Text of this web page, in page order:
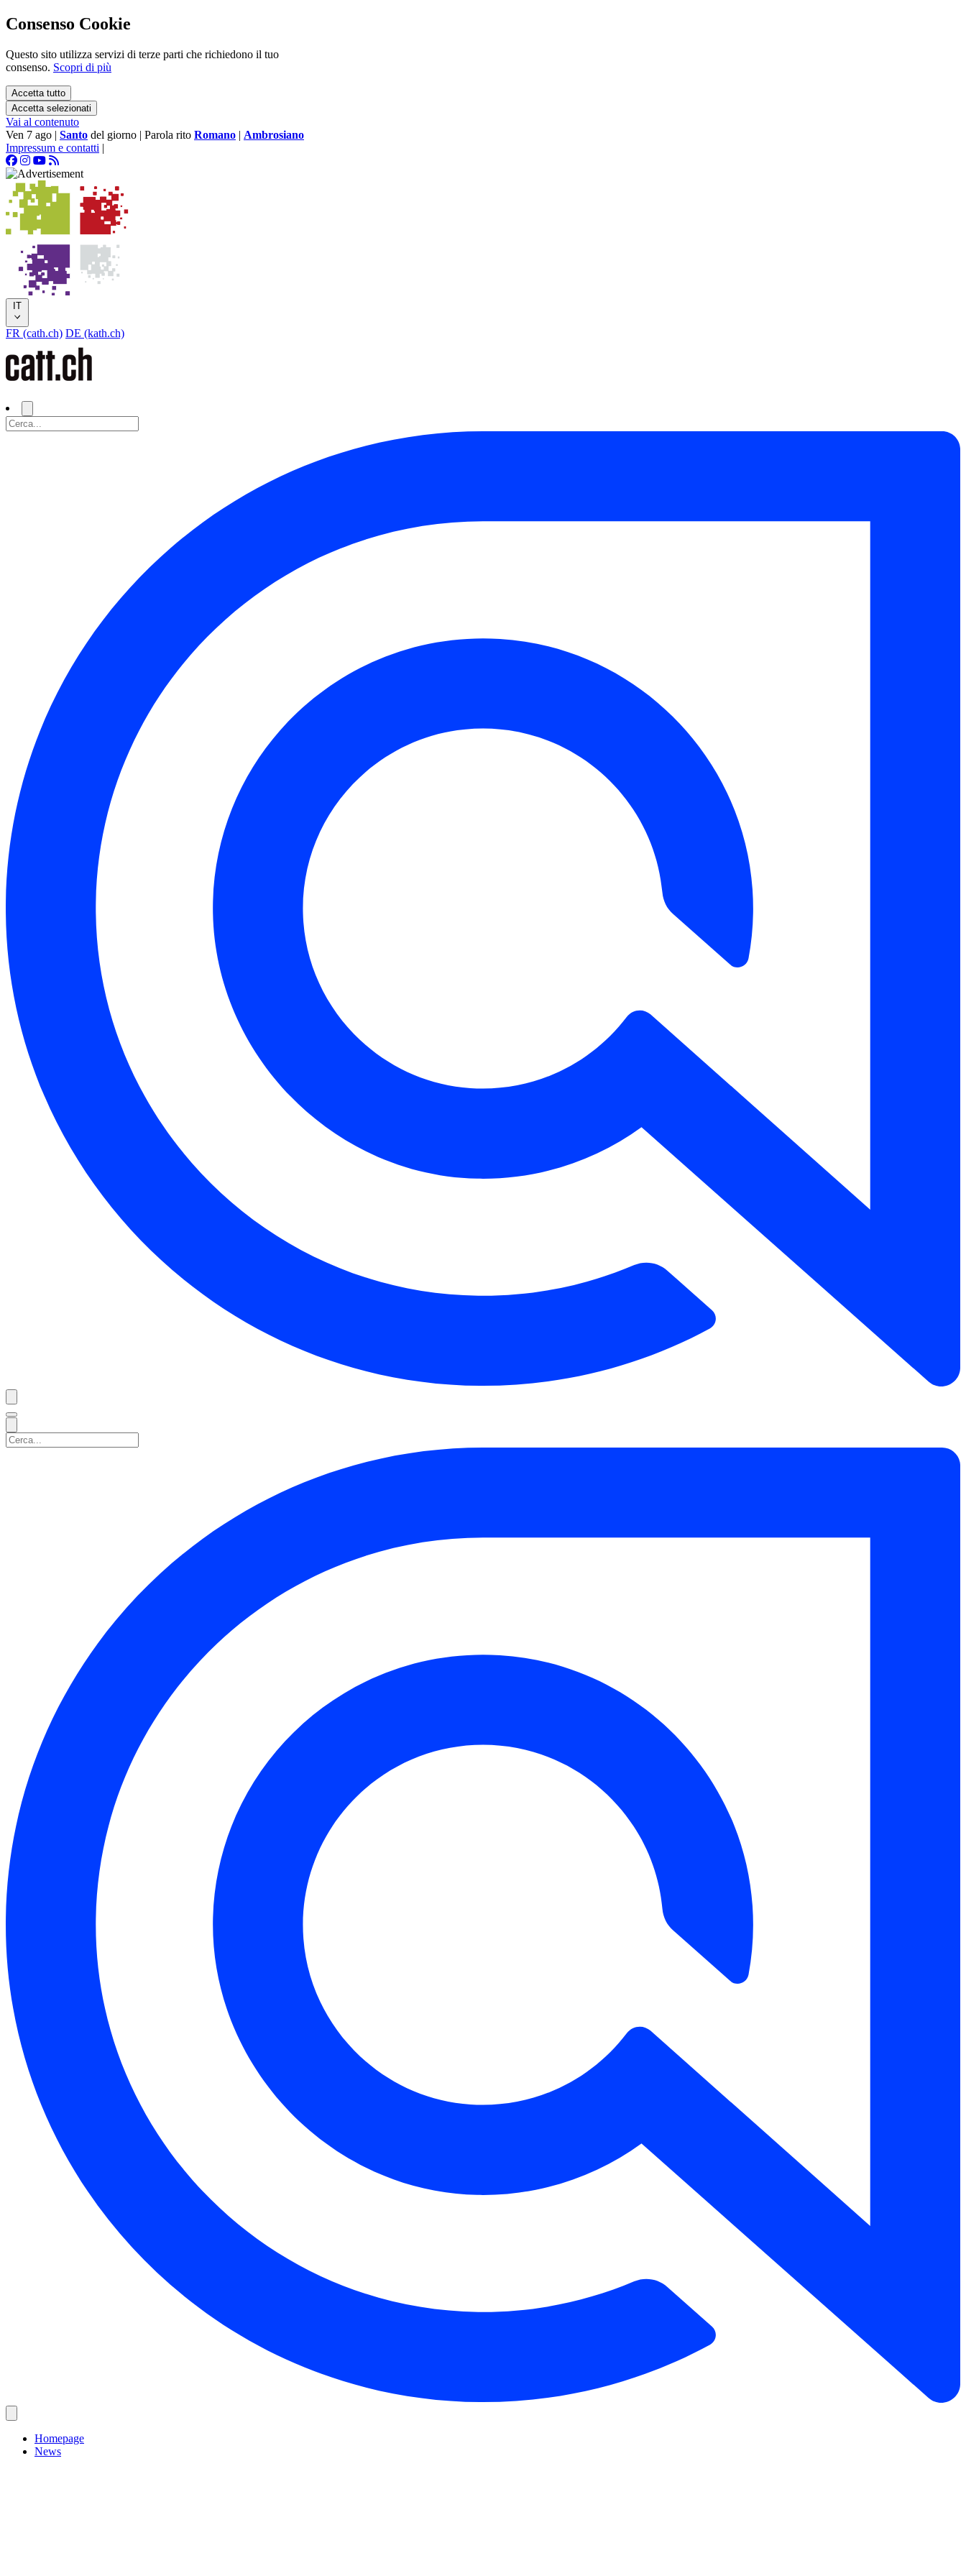
Consenso Cookie
Questo sito utilizza servizi di terze parti che richiedono il tuo
consenso. Scopri di più
Accetta tutto
Accetta selezionati
Vai al contenuto
Ven 7 ago | Santo del giorno | Parola rito Romano | Ambrosiano
Impressum e contatti |
IT
FR (cath.ch) DE (kath.ch)
Homepage
News